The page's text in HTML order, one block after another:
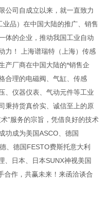
公司自成立以来，就一直致力
品）在中国大陆的推广、销售
体的企业，推动我国工业自动
力！ 上海谱瑞特（上海）传感
产厂商在中国大陆的*销售企
合理的电磁阀、气缸、传感
、仪器仪表、气动元件等工业
秉持货真价实、诚信至上的原
”服务的宗旨，凭借良好的技术
功成为美国ASCO、德国
、德国FESTO费斯托意大利
、日本、日本SUNX神视美国
合作，共赢未来！来函洽谈合